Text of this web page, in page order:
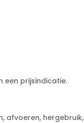
een prijsindicatie.
afvoeren, hergebruik,